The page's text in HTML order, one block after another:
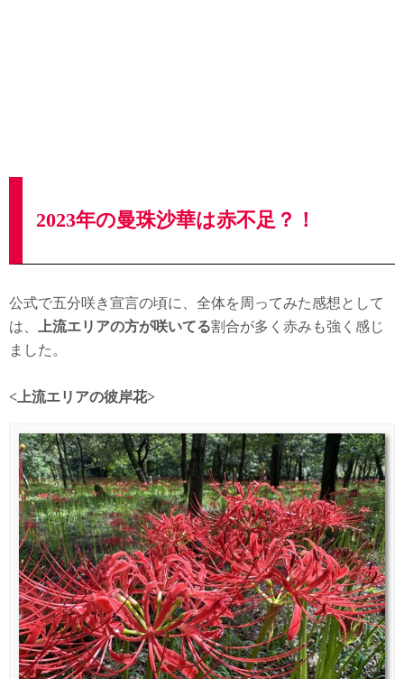
2023年の曼珠沙華は赤不足？！
公式で五分咲き宣言の頃に、全体を周ってみた感想として
は、
上流エリアの方が咲いてる割合が多く赤みも強く感じ
ました。
<上流エリアの彼岸花>